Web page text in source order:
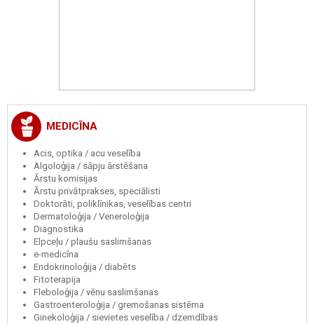
MEDICĪNA
Acis, optika / acu veselība
Algoloģija / sāpju ārstēšana
Ārstu komisijas
Ārstu privātprakses, speciālisti
Doktorāti, poliklīnikas, veselības centri
Dermatoloģija / Veneroloģija
Diagnostika
Elpceļu / plaušu saslimšanas
e-medicīna
Endokrinoloģija / diabēts
Fitoterapija
Fleboloģija / vēnu saslimšanas
Gastroenteroloģija / gremošanas sistēma
Ginekoloģija / sievietes veselība / dzemdības